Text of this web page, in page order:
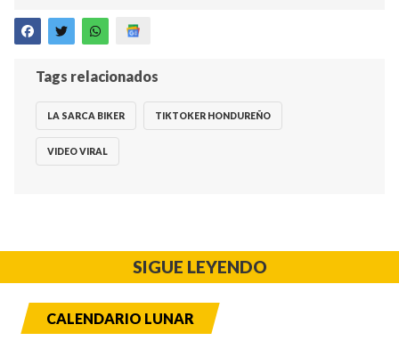
Tags relacionados
LA SARCA BIKER TIKTOKER HONDUREÑO
VIDEO VIRAL
SIGUE LEYENDO
CALENDARIO LUNAR